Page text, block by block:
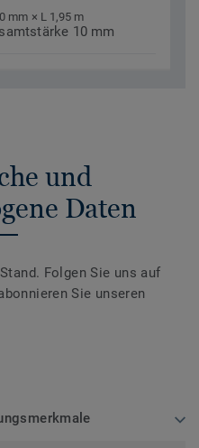
mm × L 1,95 m
10 mm
und
Daten
Folgen Sie uns auf
Sie unseren